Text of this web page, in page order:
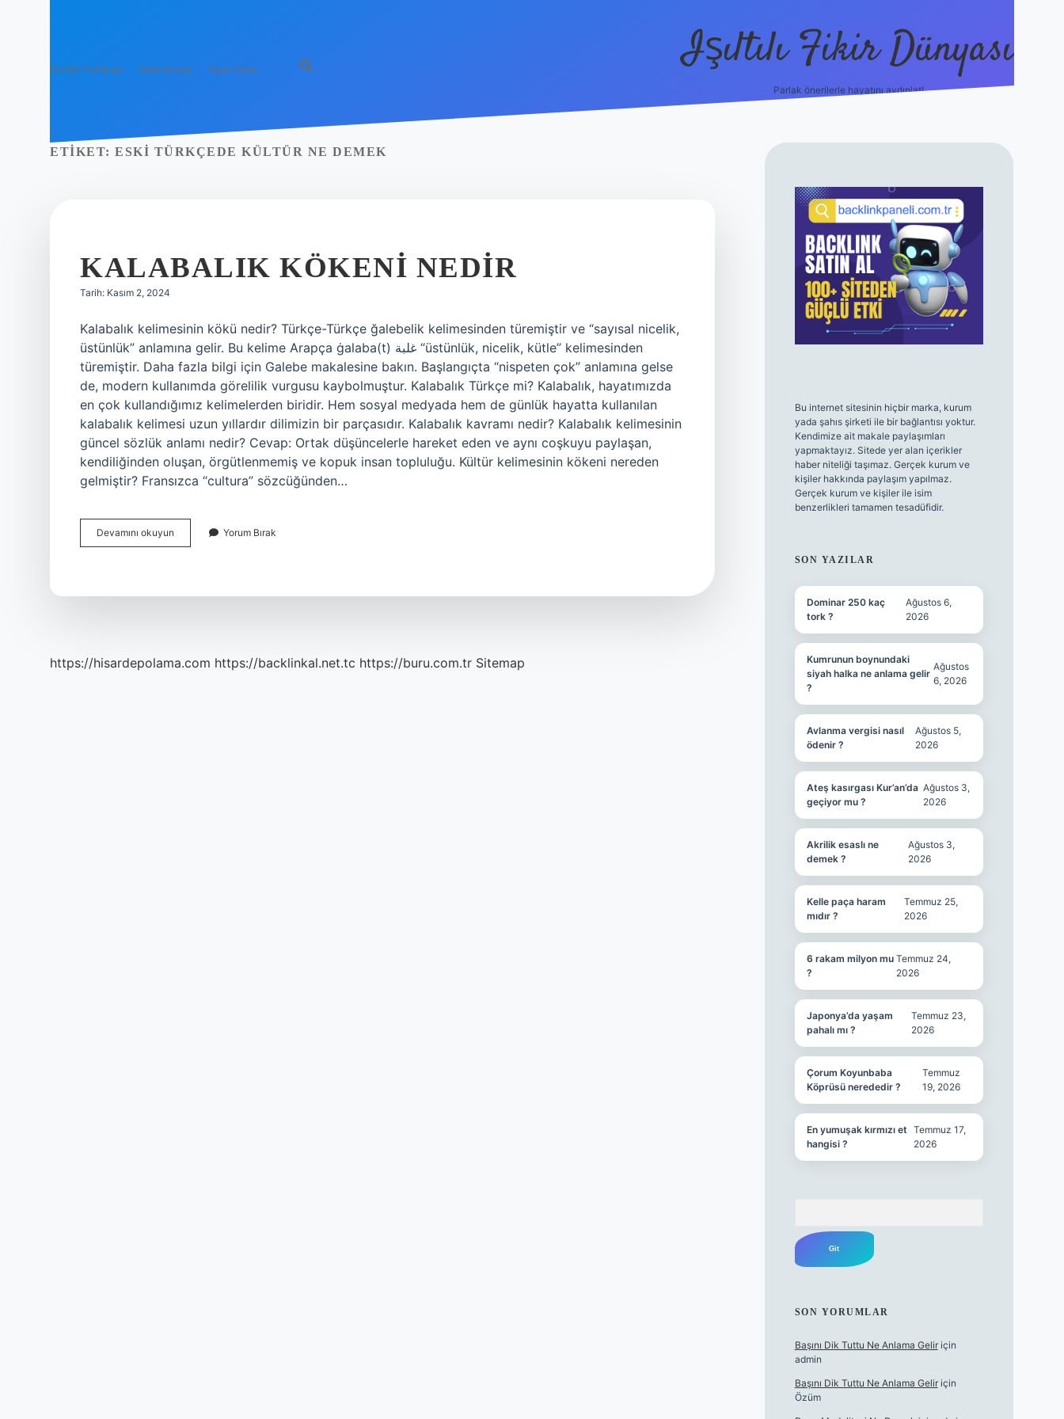
Gizlilik Politikası Hakkımızda Yasal Uyarı Işıltılı Fikir Dünyası
Parlak önerilerle hayatını aydınlat!
ETIKET: ESKI TÜRKÇEDE KÜLTÜR NE DEMEK
KALABALIK KÖKENI NEDIR
Tarih: Kasım 2, 2024
Kalabalık kelimesinin kökü nedir? Türkçe-Türkçe ğalebelik kelimesinden türemiştir ve “sayısal nicelik,
üstünlük” anlamına gelir. Bu kelime Arapça ġalaba(t) غلبة “üstünlük, nicelik, kütle” kelimesinden
türemiştir. Daha fazla bilgi için Galebe makalesine bakın. Başlangıçta “nispeten çok” anlamına gelse
de, modern kullanımda görelilik vurgusu kaybolmuştur. Kalabalık Türkçe mi? Kalabalık, hayatımızda
en çok kullandığımız kelimelerden biridir. Hem sosyal medyada hem de günlük hayatta kullanılan
kalabalık kelimesi uzun yıllardır dilimizin bir parçasıdır. Kalabalık kavramı nedir? Kalabalık kelimesinin
güncel sözlük anlamı nedir? Cevap: Ortak düşüncelerle hareket eden ve aynı coşkuyu paylaşan,
kendiliğinden oluşan, örgütlenmemiş ve kopuk insan topluluğu. Kültür kelimesinin kökeni nereden
gelmiştir? Fransızca “cultura” sözcüğünden…
Devamını okuyun Kalabalık
Kökeni
Yorum Bırak
https://hisardepolama.com https://backlinkal.net.tc https://buru.com.tr Sitemap
SIDEBAR
Bu internet sitesinin hiçbir marka, kurum
yada şahıs şirketi ile bir bağlantısı yoktur.
Kendimize ait makale paylaşımları
yapmaktayız. Sitede yer alan içerikler
haber niteliği taşımaz. Gerçek kurum ve
kişiler hakkında paylaşım yapılmaz.
Gerçek kurum ve kişiler ile isim
benzerlikleri tamamen tesadüfidir.
SON YAZILAR
Dominar 250 kaç
tork ?
Ağustos 6,
2026
Kumrunun boynundaki
siyah halka ne anlama gelir
?
Ağustos
6, 2026
Avlanma vergisi nasıl
ödenir ?
Ağustos 5,
2026
Ateş kasırgası Kur’an’da
geçiyor mu ?
Ağustos 3,
2026
Akrilik esaslı ne
demek ?
Ağustos 3,
2026
Kelle paça haram
mıdır ?
Temmuz 25,
2026
6 rakam milyon mu
?
Temmuz 24,
2026
Japonya’da yaşam
pahalı mı ?
Temmuz 23,
2026
Çorum Koyunbaba
Köprüsü nerededir ?
Temmuz
19, 2026
En yumuşak kırmızı et
hangisi ?
Temmuz 17,
2026
SON YORUMLAR
Başını Dik Tuttu Ne Anlama Geliriçin
admin
Başını Dik Tuttu Ne Anlama Geliriçin
Özüm
ilbet canlı